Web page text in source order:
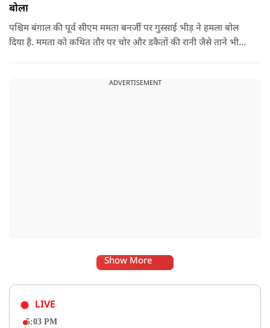
बोला
पश्चिम बंगाल की पूर्व सीएम ममता बनर्जी पर गुस्साई भीड़ ने हमला बोल
दिया है. ममता को कथित तौर पर चोर और डकैतों की रानी जैसे ताने भी
ADVERTISEMENT
Show More
LIVE
5:03 PM